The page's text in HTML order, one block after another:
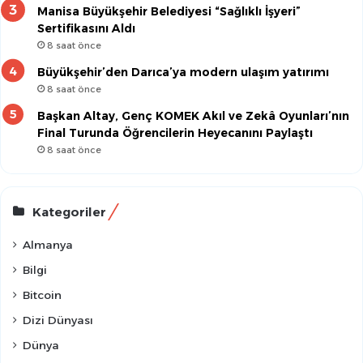
Manisa Büyükşehir Belediyesi “Sağlıklı İşyeri”
Sertifikasını Aldı
8 saat önce
Büyükşehir’den Darıca’ya modern ulaşım yatırımı
8 saat önce
Başkan Altay, Genç KOMEK Akıl ve Zekâ Oyunları’nın
Final Turunda Öğrencilerin Heyecanını Paylaştı
8 saat önce
Kategoriler
Almanya
Bilgi
Bitcoin
Dizi Dünyası
Dünya